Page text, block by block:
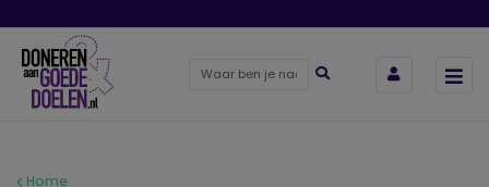
Home